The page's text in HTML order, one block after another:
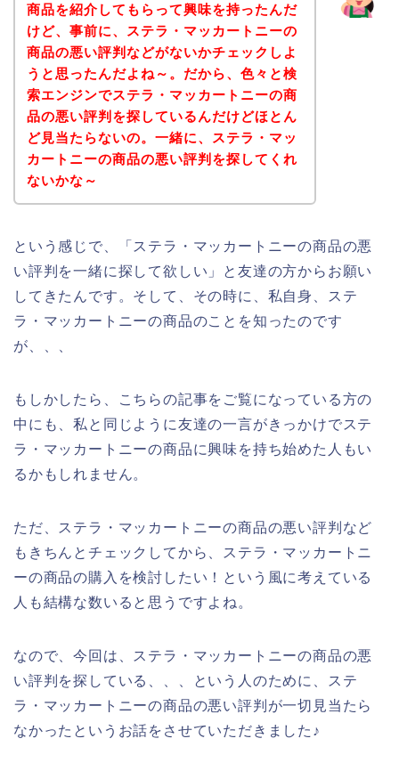
商品を紹介してもらって興味を持ったんだ
けど、事前に、ステラ・マッカートニーの
商品の悪い評判などがないかチェックしよ
うと思ったんだよね～。だから、色々と検
索エンジンでステラ・マッカートニーの商
品の悪い評判を探しているんだけどほとん
ど見当たらないの。一緒に、ステラ・マッ
カートニーの商品の悪い評判を探してくれ
ないかな～
という感じで、「ステラ・マッカートニーの商品の悪
い評判を一緒に探して欲しい」と友達の方からお願い
してきたんです。そして、その時に、私自身、ステ
ラ・マッカートニーの商品のことを知ったのです
が、、、
もしかしたら、こちらの記事をご覧になっている方の
中にも、私と同じように友達の一言がきっかけでステ
ラ・マッカートニーの商品に興味を持ち始めた人もい
るかもしれません。
ただ、ステラ・マッカートニーの商品の悪い評判など
もきちんとチェックしてから、ステラ・マッカートニ
ーの商品の購入を検討したい！という風に考えている
人も結構な数いると思うですよね。
なので、今回は、ステラ・マッカートニーの商品の悪
い評判を探している、、、という人のために、ステ
ラ・マッカートニーの商品の悪い評判が一切見当たら
なかったというお話をさせていただきました♪